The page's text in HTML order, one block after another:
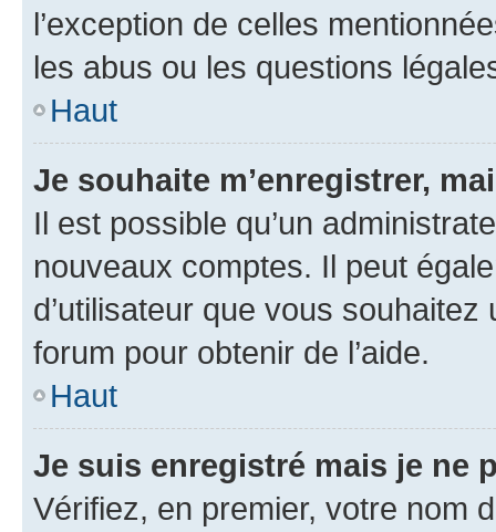
l’exception de celles
les abus ou les questions
Haut
Je souhaite m’enregistrer,
Il est possible qu’un
nouveaux comptes. Il peut
d’utilisateur que vous
forum pour obtenir de l’aide.
Haut
Je suis enregistré mais je ne
Vérifiez, en premier, votre nom